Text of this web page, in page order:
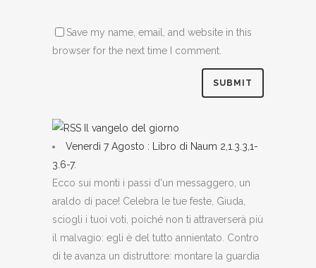
Save my name, email, and website in this
browser for the next time I comment.
Il vangelo del giorno
Venerdì 7 Agosto : Libro di Naum 2,1.3.3,1-
3.6-7.
Ecco sui monti i passi d'un messaggero, un
araldo di pace! Celebra le tue feste, Giuda,
sciogli i tuoi voti, poiché non ti attraverserà più
il malvagio: egli è del tutto annientato. Contro
di te avanza un distruttore: montare la guardia